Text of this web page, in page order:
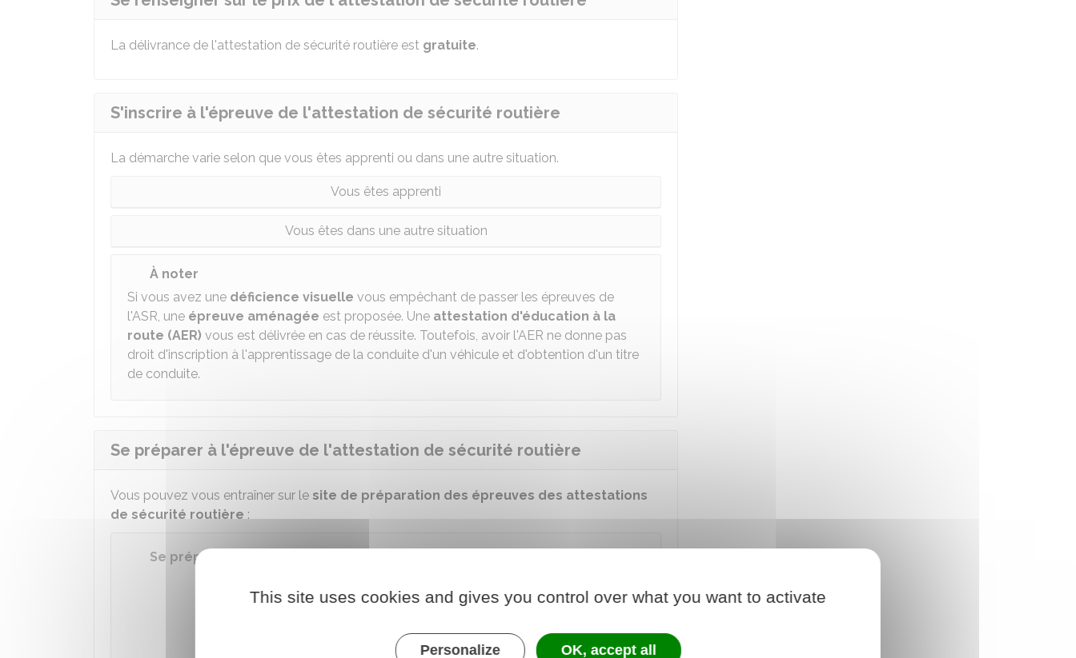
La délivrance de l'attestation de sécurité routière est gratuite.
S'inscrire à l'épreuve de l'attestation de sécurité routière
La démarche varie selon que vous êtes apprenti ou dans une autre situation.
Vous êtes apprenti
Vous êtes dans une autre situation
À noter
Si vous avez une déficience visuelle vous empêchant de passer les épreuves de
l'ASR, une épreuve aménagée est proposée. Une attestation d'éducation à la
route (AER) vous est délivrée en cas de réussite. Toutefois, avoir l'AER ne donne pas
droit d'inscription à l'apprentissage de la conduite d'un véhicule et d'obtention d'un titre
de conduite.
Se préparer à l'épreuve de l'attestation de sécurité routière
Vous pouvez vous entraîner sur le site de préparation des épreuves des attestations
de sécurité routière :
Se préparer aux attestations de sécurité routière (ASSR1, ASSR2, ASR, AER)
Accéder au service en ligne
Ministère chargé de l'éducation
This site uses cookies and gives you control over what you want to activate
Personalize OK, accept all